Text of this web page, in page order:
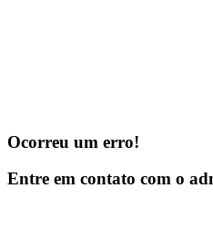
Ocorreu um erro!
Entre em contato com o